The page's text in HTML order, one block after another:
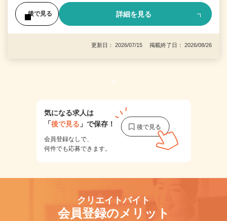
後で見る 詳細を見る
更新日： 2026/07/15 掲載終了日： 2026/08/26
1
気になる求人は
「後で見る 」で保存！
会員登録なしで、
何件でも応募できます。
クリエイトバイト
会員登録のメリット